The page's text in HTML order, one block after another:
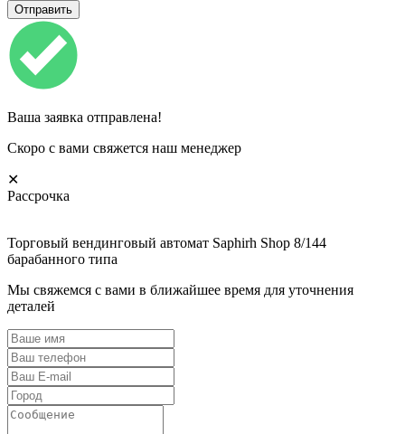
Ваша заявка отправлена!
Скоро с вами свяжется наш менеджер
✕
Рассрочка
Торговый вендинговый автомат Saphirh Shop 8/144
барабанного типа
Мы свяжемся с вами в ближайшее время для уточнения
деталей